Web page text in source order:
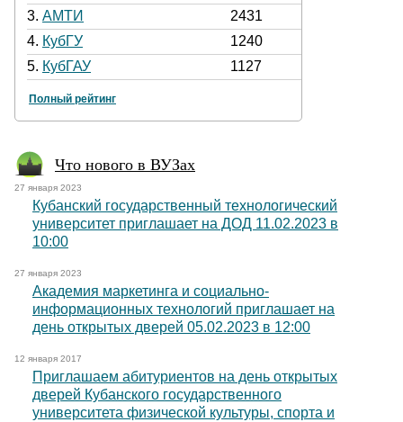
3. АМТИ
2431
4. КубГУ
1240
5. КубГАУ 1127
Полный рейтинг
Что нового в ВУЗах
27 января 2023
Кубанский государственный технологический
университет приглашает на ДОД 11.02.2023 в
10:00
27 января 2023
Академия маркетинга и социально-
информационных технологий приглашает на
день открытых дверей 05.02.2023 в 12:00
12 января 2017
Приглашаем абитуриентов на день открытых
дверей Кубанского государственного
университета физической культуры, спорта и